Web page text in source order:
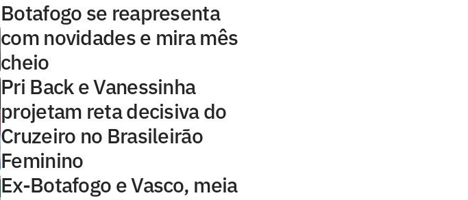
Botafogo se reapresenta
com novidades e mira mês
cheio
Pri Back e Vanessinha
projetam reta decisiva do
Cruzeiro no Brasileirão
Feminino
Ex-Botafogo e Vasco, meia